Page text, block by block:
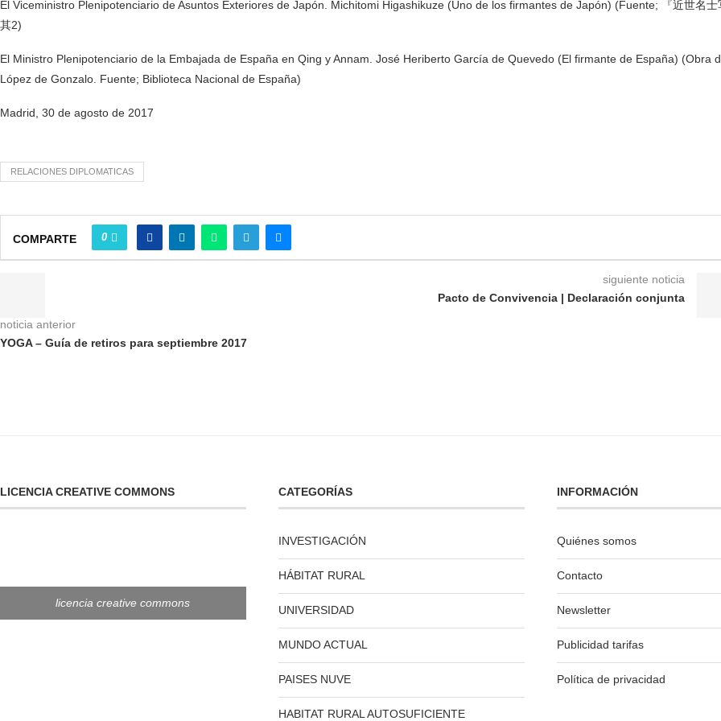
El Viceministro Plenipotenciario de Asuntos Exteriores de Japón. Michitomi Higashikuze (Uno de los firmantes de Japón) (Fuente; 『近世名士
其2)
El Ministro Plenipotenciario de la Embajada de España en Qing y Annam. José Heriberto García de Quevedo (El firmante de España) (Obra
López de Gonzalo. Fuente; Biblioteca Nacional de España)
Madrid, 30 de agosto de 2017
RELACIONES DIPLOMATICAS
COMPARTE 0
noticia anterior
YOGA – Guía de retiros para septiembre 2017
siguiente noticia
Pacto de Convivencia | Declaración conjunta
LICENCIA CREATIVE COMMONS
licencia creative commons
CATEGORÍAS
INVESTIGACIÓN
HÁBITAT RURAL
UNIVERSIDAD
MUNDO ACTUAL
PAISES NUVE
HABITAT RURAL AUTOSUFICIENTE
INFORMACIÓN
Quiénes somos
Contacto
Newsletter
Publicidad tarifas
Política de privacidad